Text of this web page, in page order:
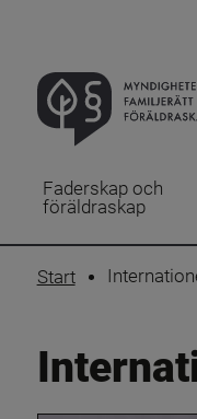
Faderskap och
föräldraskap
Start